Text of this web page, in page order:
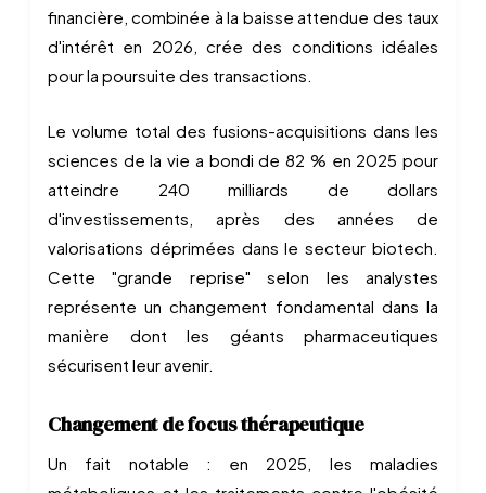
financière, combinée à la baisse attendue des taux
d'intérêt en 2026, crée des conditions idéales
pour la poursuite des transactions.
Le volume total des fusions-acquisitions dans les
sciences de la vie a bondi de 82 % en 2025 pour
atteindre 240 milliards de dollars
d'investissements, après des années de
valorisations déprimées dans le secteur biotech.
Cette "grande reprise" selon les analystes
représente un changement fondamental dans la
manière dont les géants pharmaceutiques
sécurisent leur avenir.
Changement de focus thérapeutique
Un fait notable : en 2025, les maladies